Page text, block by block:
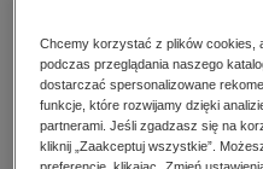
edukacja
hobby, sport, rozrywka
komputery, internet,
dostępny.
High-contrast mode
Chcemy korzystać z plików cookies,
podczas przeglądania naszego
dostarczać spersonalizowane
funkcje, które rozwijamy dzięki
partnerami. Jeśli zgadzasz się na
kliknij „Zaakceptuj wszystkie”.